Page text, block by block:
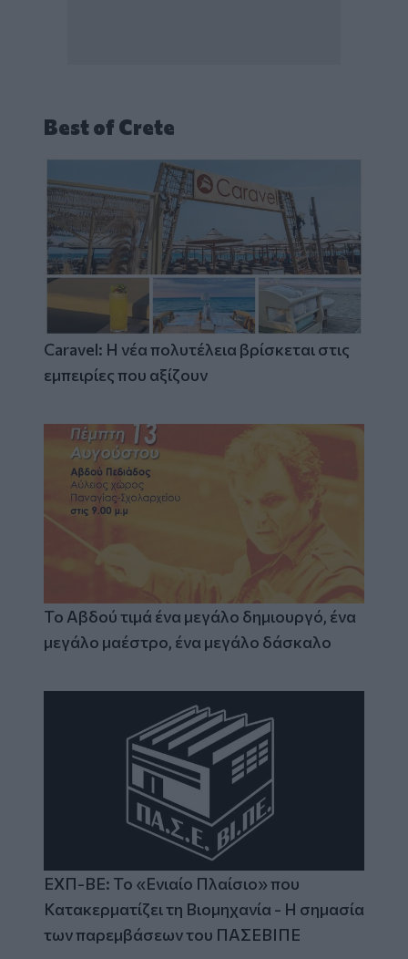
Best of Crete
Caravel: Η νέα πολυτέλεια βρίσκεται στις
εμπειρίες που αξίζουν
Το Αβδού τιμά ένα μεγάλο δημιουργό, ένα
μεγάλο μαέστρο, ένα μεγάλο δάσκαλο
ΕΧΠ-ΒΕ: Το «Ενιαίο Πλαίσιο» που
Κατακερματίζει τη Βιομηχανία - Η σημασία
των παρεμβάσεων του ΠΑΣΕΒΙΠΕ